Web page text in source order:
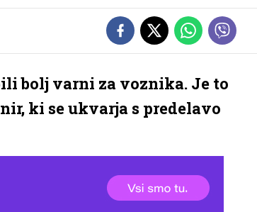
bolj varni za voznika. Je to
ki se ukvarja s predelavo